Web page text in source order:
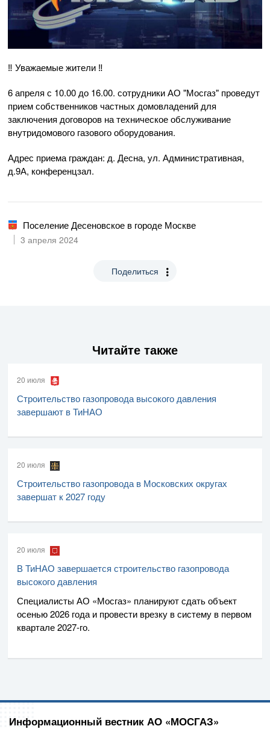
‼️ Уважаемые жители ‼️
6 апреля с 10.00 до 16.00. сотрудники АО "Мосгаз" проведут
прием собственников частных домовладений для
заключения договоров на техническое обслуживание
внутридомового газового оборудования.
Адрес приема граждан: д. Десна, ул. Административная,
д.9А, конференцзал.
Поселение Десеновское в городе Москве
3 апреля 2024
Поделиться
Читайте также
20 июля
Строительство газопровода высокого давления
завершают в ТиНАО
20 июля
Строительство газопровода в Московских округах
завершат к 2027 году
20 июля
В ТиНАО завершается строительство газопровода
высокого давления
Специалисты АО «Мосгаз» планируют сдать объект
осенью 2026 года и провести врезку в систему в первом
квартале2027-го.
Информационный вестник АО «МОСГАЗ»